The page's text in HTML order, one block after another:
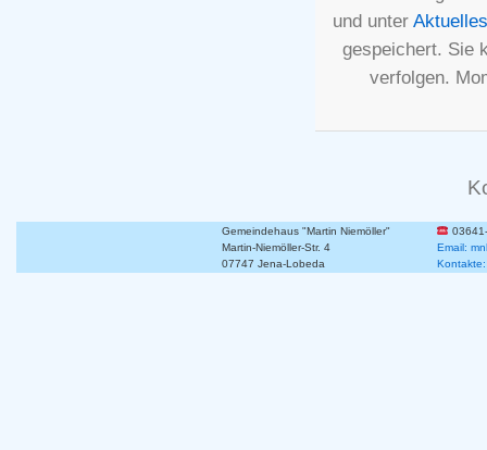
und unter Aktuelles
gespeichert. Sie
verfolgen.
Gemeindehaus "Martin Niemöller"
Martin-Niemöller-Str. 4
Email:
07747 Jena-Lobeda